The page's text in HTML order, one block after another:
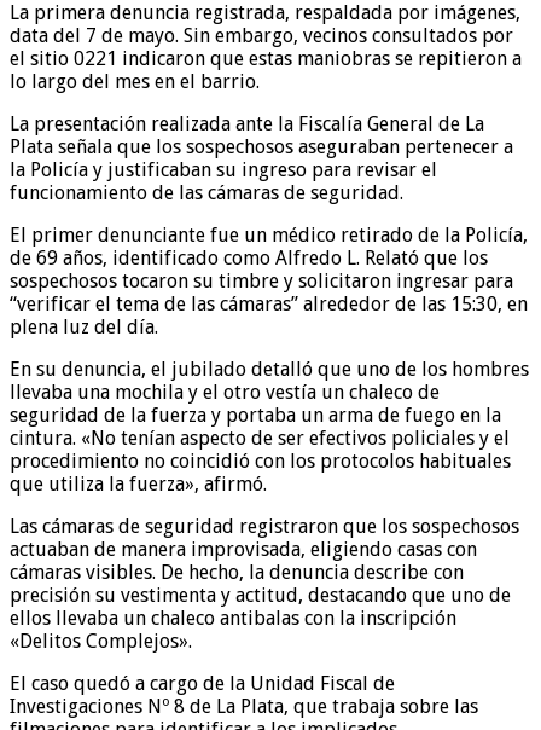
La primera denuncia registrada, respaldada por imágenes,
data del 7 de mayo. Sin embargo, vecinos consultados por
el sitio 0221 indicaron que estas maniobras se repitieron a
lo largo del mes en el barrio.
La presentación realizada ante la Fiscalía General de La
Plata señala que los sospechosos aseguraban pertenecer a
la Policía y justificaban su ingreso para revisar el
funcionamiento de las cámaras de seguridad.
El primer denunciante fue un médico retirado de la Policía,
de 69 años, identificado como Alfredo L. Relató que los
sospechosos tocaron su timbre y solicitaron ingresar para
“verificar el tema de las cámaras” alrededor de las 15:30, en
plena luz del día.
En su denuncia, el jubilado detalló que uno de los hombres
llevaba una mochila y el otro vestía un chaleco de
seguridad de la fuerza y portaba un arma de fuego en la
cintura. «No tenían aspecto de ser efectivos policiales y el
procedimiento no coincidió con los protocolos habituales
que utiliza la fuerza», afirmó.
Las cámaras de seguridad registraron que los sospechosos
actuaban de manera improvisada, eligiendo casas con
cámaras visibles. De hecho, la denuncia describe con
precisión su vestimenta y actitud, destacando que uno de
ellos llevaba un chaleco antibalas con la inscripción
«Delitos Complejos».
El caso quedó a cargo de la Unidad Fiscal de
Investigaciones Nº 8 de La Plata, que trabaja sobre las